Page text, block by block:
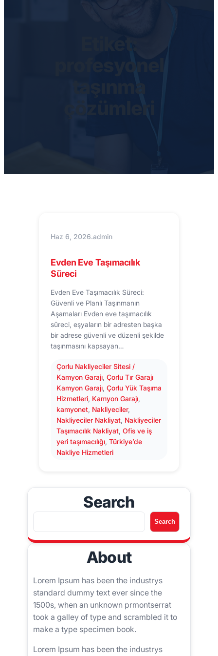
Haz 6, 2026.admin
Evden Eve Taşımacılık
Süreci
Evden Eve Taşımacılık Süreci:
Güvenli ve Planlı Taşınmanın
Aşamaları Evden eve taşımacılık
süreci, eşyaların bir adresten başka
bir adrese güvenli ve düzenli şekilde
taşınmasını kapsayan…
Çorlu Nakliyeciler Sitesi /
Kamyon Garajı, Çorlu Tır Garajı
Kamyon Garajı, Çorlu Yük Taşıma
Hizmetleri, Kamyon Garajı
kamyonet, Nakliyeciler
Nakliyeciler Nakliyat, Nakliyeciler
Taşımacılık Nakliyat, Ofis ve iş
yeri taşımacılığı, Türkiye’de
Nakliye Hizmetleri
Search
A
r
a
Search
About
Lorem Ipsum has been the industrys
standard dummy text ever since the
1500s, when an unknown prmontserrat
took a galley of type and scrambled it to
make a type specimen book.
Lorem Ipsum has been the industrys